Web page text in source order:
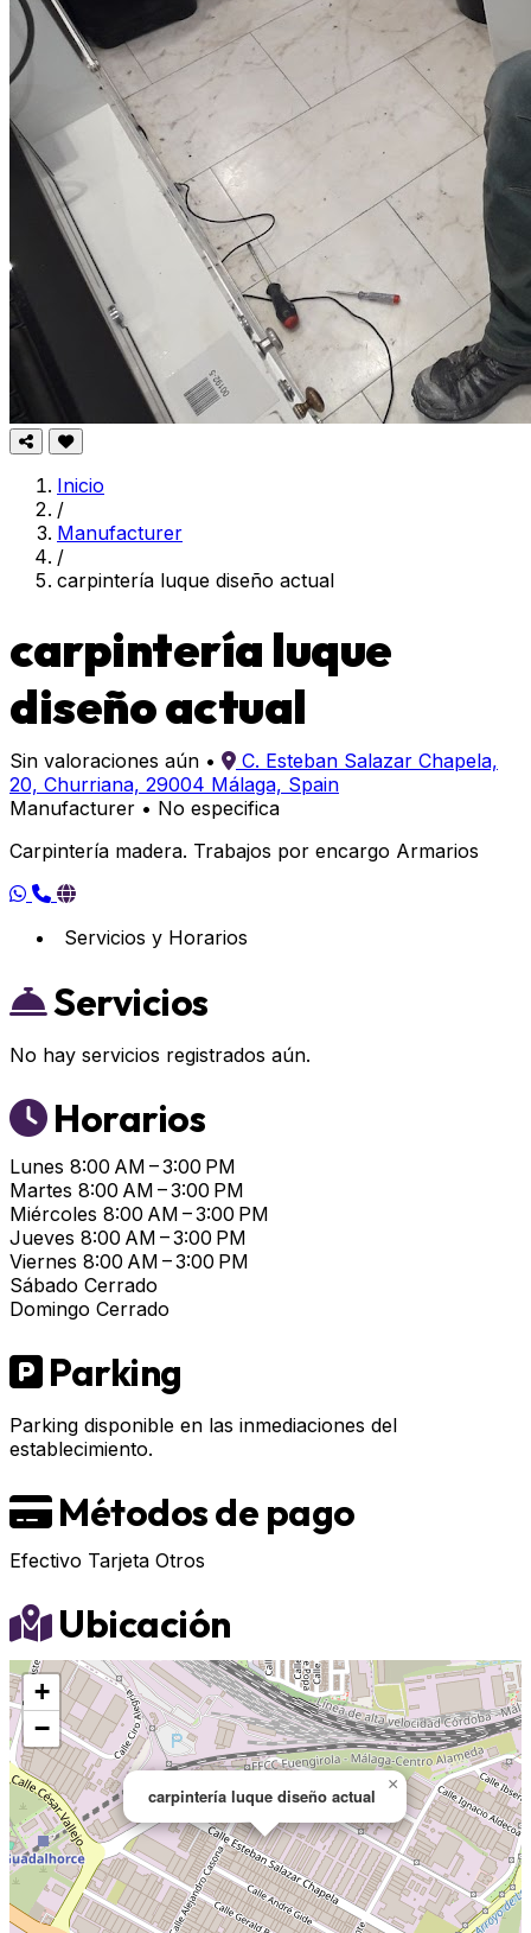
Inicio
/
Manufacturer
/
carpintería luque diseño actual
carpintería luque
diseño actual
Sin valoraciones aún •
C. Esteban Salazar Chapela,
20, Churriana, 29004 Málaga, Spain
Manufacturer • No especifica
Carpintería madera. Trabajos por encargo Armarios
Servicios y Horarios
Servicios
No hay servicios registrados aún.
Horarios
Lunes 8:00 AM – 3:00 PM
Martes 8:00 AM – 3:00 PM
Miércoles 8:00 AM – 3:00 PM
Jueves 8:00 AM – 3:00 PM
Viernes 8:00 AM – 3:00 PM
Sábado Cerrado
Domingo Cerrado
Parking
Parking disponible en las inmediaciones del
establecimiento.
Métodos de pago
Efectivo Tarjeta Otros
Ubicación
carpintería luque diseño actual
×
+
−